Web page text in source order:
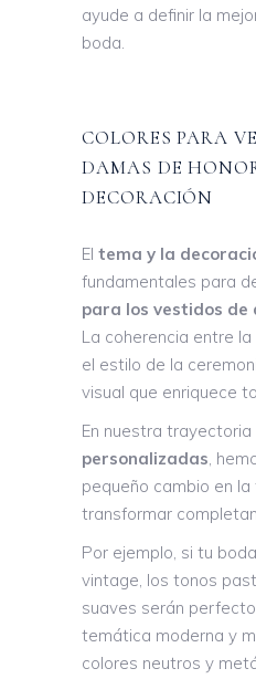
ayude a definir la
boda.
COLORES PARA
DAMAS DE
DECORACIÓN
El tema y la
fundamentales para
para los vestidos de
La coherencia entre
el estilo de la
visual que enriquece
En nuestra
personalizadas,
pequeño cambio en
transformar
Por ejemplo, si tu
vintage, los tonos
suaves serán
temática moderna y
colores neutros y